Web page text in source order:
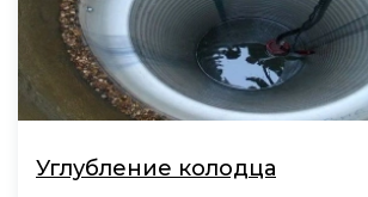
Углубление колодца